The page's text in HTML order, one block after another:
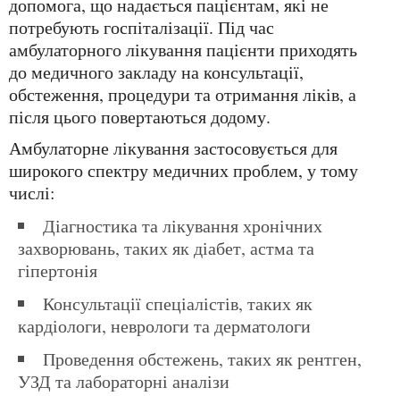
допомога, що надається пацієнтам, які не
потребують госпіталізації. Під час
амбулаторного лікування пацієнти приходять
до медичного закладу на консультації,
обстеження, процедури та отримання ліків, а
після цього повертаються додому.
Амбулаторне лікування застосовується для
широкого спектру медичних проблем, у тому
числі:
Діагностика та лікування хронічних
захворювань, таких як діабет, астма та
гіпертонія
Консультації спеціалістів, таких як
кардіологи, неврологи та дерматологи
Проведення обстежень, таких як рентген,
УЗД та лабораторні аналізи